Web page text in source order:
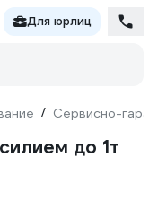
Для юрлиц
/ Сервисно-
до 1т